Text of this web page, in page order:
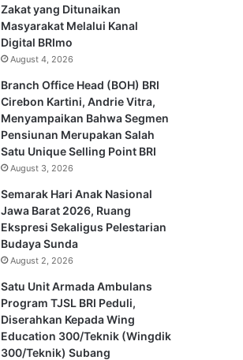
Zakat yang Ditunaikan
Masyarakat Melalui Kanal
Digital BRImo
August 4, 2026
Branch Office Head (BOH) BRI
Cirebon Kartini, Andrie Vitra,
Menyampaikan Bahwa Segmen
Pensiunan Merupakan Salah
Satu Unique Selling Point BRI
August 3, 2026
Semarak Hari Anak Nasional
Jawa Barat 2026, Ruang
Ekspresi Sekaligus Pelestarian
Budaya Sunda
August 2, 2026
Satu Unit Armada Ambulans
Program TJSL BRI Peduli,
Diserahkan Kepada Wing
Education 300/Teknik (Wingdik
300/Teknik) Subang